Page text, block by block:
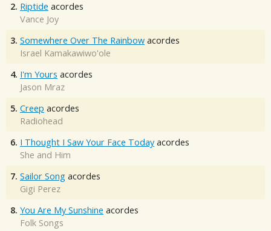
2. Riptide acordes
Vance Joy
3. Somewhere Over The Rainbow acordes
Israel Kamakawiwo'ole
4. I'm Yours acordes
Jason Mraz
5. Creep acordes
Radiohead
6. I Thought I Saw Your Face Today acordes
She and Him
7. Sailor Song acordes
Gigi Perez
8. You Are My Sunshine acordes
Folk Songs